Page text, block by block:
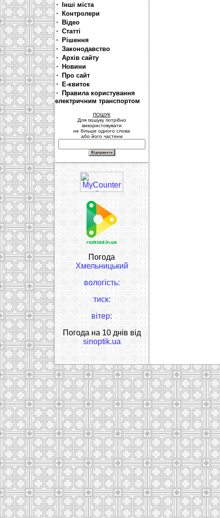
Інші міста
Контролери
Відео
Статті
Рішення
Законодавство
Архів сайту
Новини
Про сайт
Е-квиток
Правила користування
електричним транспортом
ПОШУК
Для пошуку потрібно
використовувати
не більше одного слова
або його частини
Погода
Хмельницький
вологість:
тиск:
вітер:
Погода на 10 днів від
sinoptik.ua